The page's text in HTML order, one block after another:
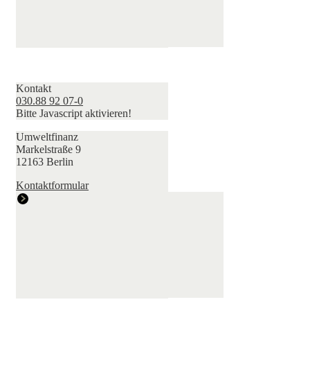
Kontakt
030.88 92 07-0
Bitte Javascript aktivieren!
Umweltfinanz
Markelstraße 9
12163 Berlin
Kontaktformular